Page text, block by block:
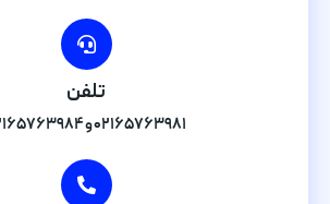
تلفن
۰۲۱۶۵۷۶۳۹۸۱ و ۰۲۱۶۵۷۶۳۹۸۴